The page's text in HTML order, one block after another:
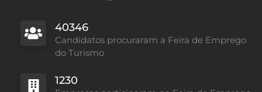
40346
Candidatos procuraram a Feira de Emprego
do Turismo
1230